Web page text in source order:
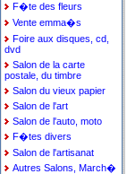
F�te des fleurs
Vente emma�s
Foire aux disques, cd,
dvd
Salon de la carte
postale, du timbre
Salon du vieux papier
Salon de l'art
Salon de l'auto, moto
F�tes divers
Salon de l'artisanat
Autres Salons, March�